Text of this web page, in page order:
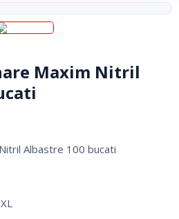
Maxim Nitril
Albastre 100 bucati